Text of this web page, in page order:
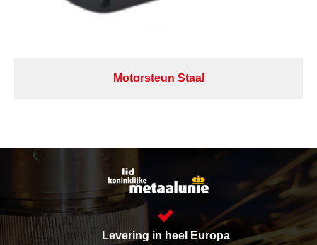
Motorsteun Staal
Levering in heel Europa